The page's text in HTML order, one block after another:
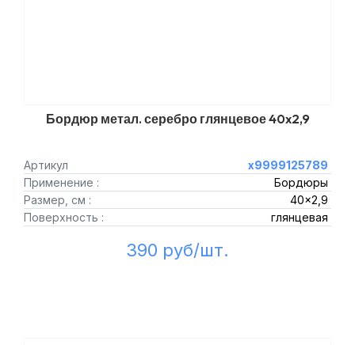
Бордюр метал. серебро глянцевое 40x2,9
Артикул
х9999125789
Применение :
Бордюры
Размер, см :
40x2,9
Поверхность :
глянцевая
390 руб/шт.